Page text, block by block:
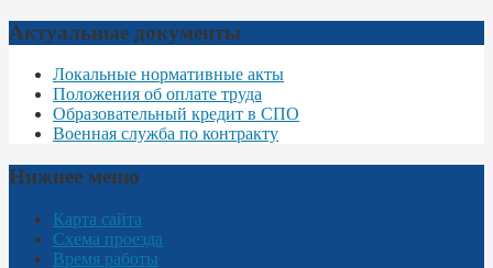
Актуальные документы
Локальные нормативные акты
Положения об оплате труда
Образовательный кредит в СПО
Военная служба по контракту
Нижнее меню
Карта сайта
Схема проезда
Время работы